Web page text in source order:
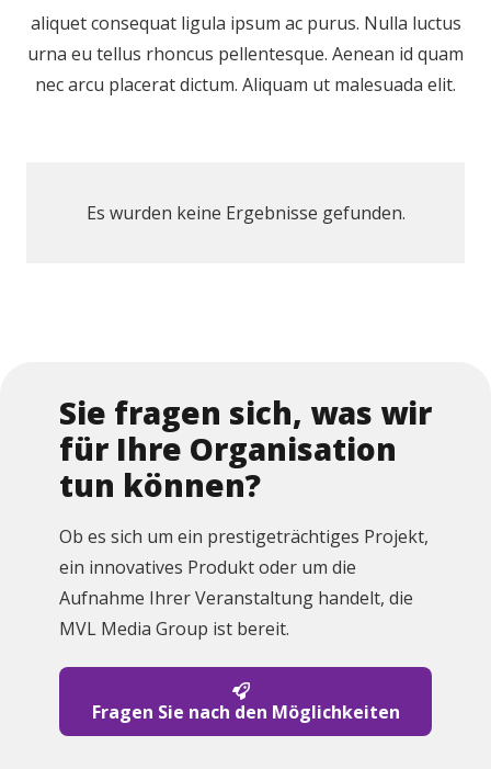
aliquet consequat ligula ipsum ac purus. Nulla luctus
urna eu tellus rhoncus pellentesque. Aenean id quam
nec arcu placerat dictum. Aliquam ut malesuada elit.
Es wurden keine Ergebnisse gefunden.
Sie fragen sich, was wir
für Ihre Organisation
tun können?
Ob es sich um ein prestigeträchtiges Projekt,
ein innovatives Produkt oder um die
Aufnahme Ihrer Veranstaltung handelt, die
MVL Media Group ist bereit.
Fragen Sie nach den Möglichkeiten